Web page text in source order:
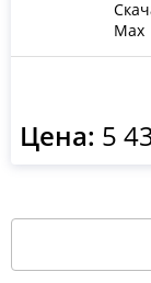
Max
Цена: 5